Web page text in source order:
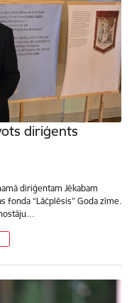
diriģents
diriģentam Jēkabam
fonda “Lāčplēsis” Goda zīme.